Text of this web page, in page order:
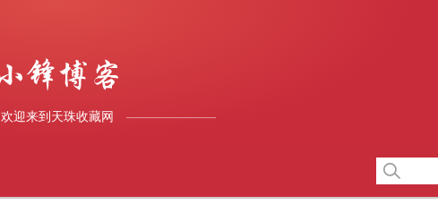
欢迎来到天珠收藏网